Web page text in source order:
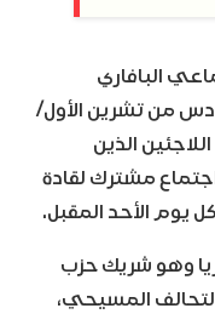
البافاري
من تشرين الأول/
اللاجئين الذين
مشترك لقادة
يوم الأحد المقبل.
وهو شريك حزب
المسيحي،